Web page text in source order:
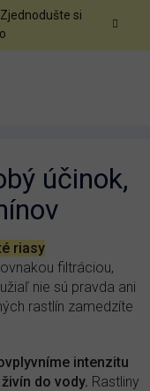
si
účinok,
riasy
filtráciou,
nie sú pravda ani
rastlín zamedzíte
intenzitu
do vody. Rastliny